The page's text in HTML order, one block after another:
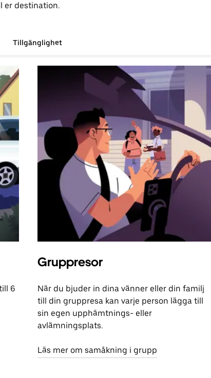
er destination.
Tillgänglighet
6
Gruppresor
När du bjuder in dina vänner eller din familj
till din gruppresa kan varje person lägga till
sin egen upphämtnings- eller
avlämningsplats.
Läs mer om samåkning i grupp